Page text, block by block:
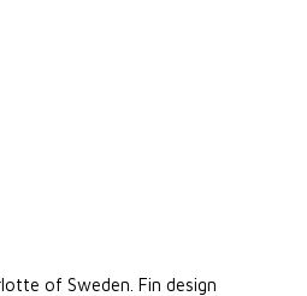
of Sweden. Fin design